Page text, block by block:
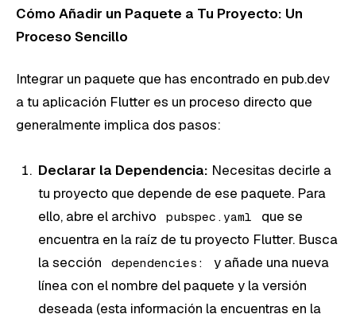
Cómo Añadir un Paquete a Tu Proyecto: Un
Proceso Sencillo
Integrar un paquete que has encontrado en pub.dev
a tu aplicación Flutter es un proceso directo que
generalmente implica dos pasos:
Declarar la Dependencia: Necesitas decirle a
tu proyecto que depende de ese paquete. Para
ello, abre el archivo
pubspec.yaml
que se
encuentra en la raíz de tu proyecto Flutter. Busca
la sección
dependencies:
y añade una nueva
línea con el nombre del paquete y la versión
deseada (esta información la encuentras en la